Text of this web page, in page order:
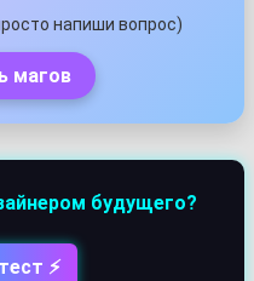
напиши вопрос)
магов
будущего?
⚡